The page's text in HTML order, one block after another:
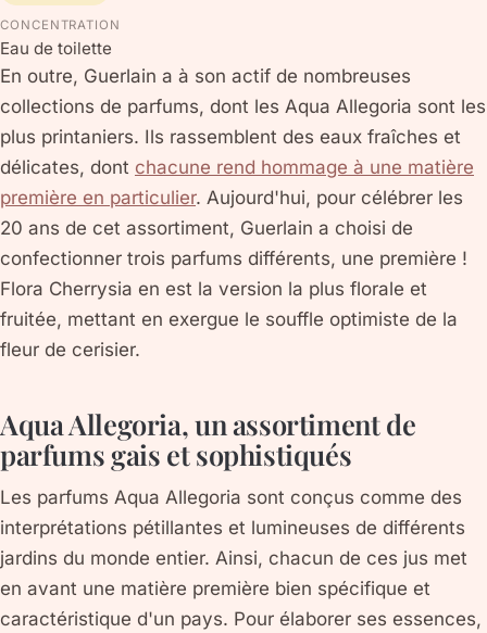
CONCENTRATION
Eau de toilette
En outre, Guerlain a à son actif de nombreuses
collections de parfums, dont les Aqua Allegoria sont les
plus printaniers. Ils rassemblent des eaux fraîches et
délicates, dont chacune rend hommage à une matière
première en particulier. Aujourd'hui, pour célébrer les
20 ans de cet assortiment, Guerlain a choisi de
confectionner trois parfums différents, une première !
Flora Cherrysia en est la version la plus florale et
fruitée, mettant en exergue le souffle optimiste de la
fleur de cerisier.
Aqua Allegoria, un assortiment de
parfums gais et sophistiqués
Les parfums Aqua Allegoria sont conçus comme des
interprétations pétillantes et lumineuses de différents
jardins du monde entier. Ainsi, chacun de ces jus met
en avant une matière première bien spécifique et
caractéristique d'un pays. Pour élaborer ses essences,